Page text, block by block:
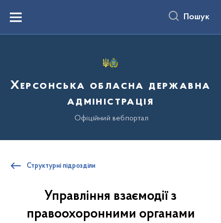
вмістуMenu Пошук
Херсонська обласна державна
адміністрація
Офіційний вебпортал
Структурні підрозділи
Управління взаємодії з
правоохоронними органами